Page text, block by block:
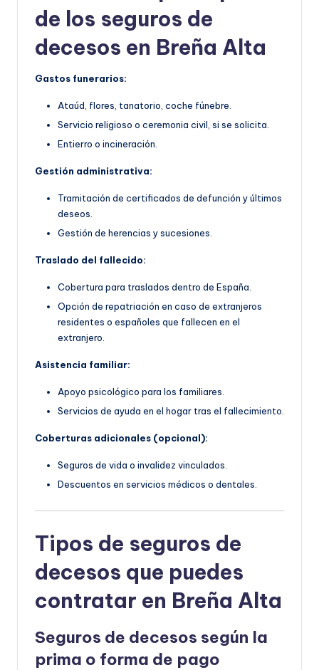
de los seguros de
decesos en Breña Alta
Gastos funerarios:
Ataúd, flores, tanatorio, coche fúnebre.
Servicio religioso o ceremonia civil, si se solicita.
Entierro o incineración.
Gestión administrativa:
Tramitación de certificados de defunción y últimos
deseos.
Gestión de herencias y sucesiones.
Traslado del fallecido:
Cobertura para traslados dentro de España.
Opción de repatriación en caso de extranjeros
residentes o españoles que fallecen en el
extranjero.
Asistencia familiar:
Apoyo psicológico para los familiares.
Servicios de ayuda en el hogar tras el fallecimiento.
Coberturas adicionales (opcional):
Seguros de vida o invalidez vinculados.
Descuentos en servicios médicos o dentales.
Tipos de seguros de
decesos que puedes
contratar en Breña Alta
Seguros de decesos según la
prima o forma de pago